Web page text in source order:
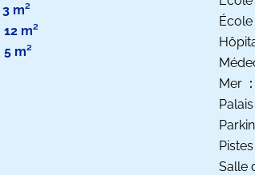
3 m²
12 m²
5 m²
Mer
Salle